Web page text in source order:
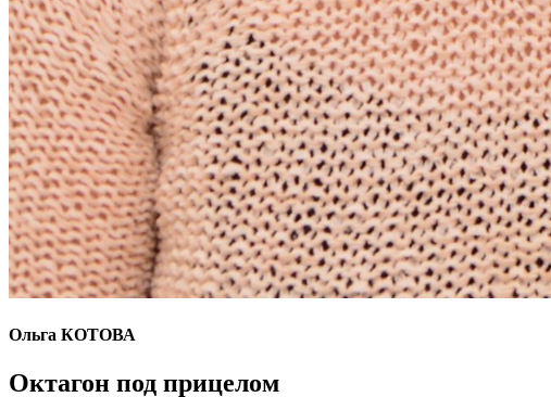
Ольга КОТОВА
Октагон под прицелом